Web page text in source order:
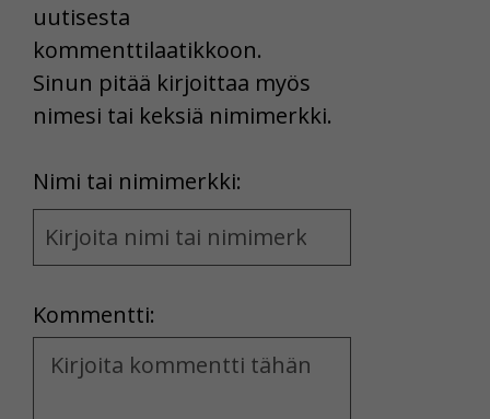
uutisesta
kommenttilaatikkoon.
Sinun pitää kirjoittaa myös
nimesi tai keksiä nimimerkki.
Nimi tai nimimerkki:
Name
and
Kommentti:
Kommentti